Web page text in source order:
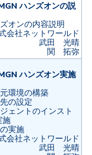
ハンズオンの説
容説明
会社ネットワールド
武田 光晴
関 拓弥
ハンズオン実施
構築
定
インスト
施
会社ネットワールド
武田 光晴